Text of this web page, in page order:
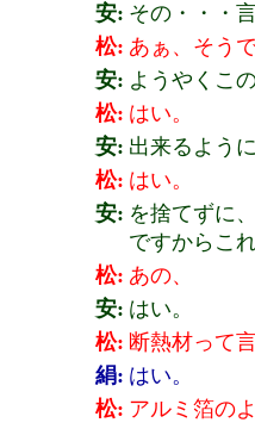
安: その・・・
松: あぁ、そうで
安: ようやくこ
松: はい。
安: 出来るよう
松: はい。
安: を捨てずに
ですからこ
松: あの、
安: はい。
松: 断熱材って
絹: はい。
松: アルミ箔の